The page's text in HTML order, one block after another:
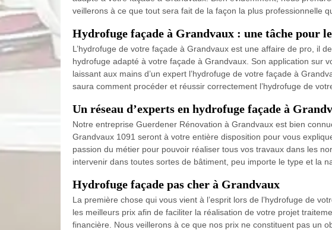
veillerons à ce que tout sera fait de la façon la plus professionnelle
Hydrofuge façade à Grandvaux : une tâche pour
L’hydrofuge de votre façade à Grandvaux est une affaire de pro, il
hydrofuge adapté à votre façade à Grandvaux. Son application sur
laissant aux mains d’un expert l’hydrofuge de votre façade à
saura comment procéder et réussir correctement l’hydrofuge de
Un réseau d’experts en hydrofuge façade à
Notre entreprise Guerdener Rénovation à Grandvaux est bien
Grandvaux 1091 seront à votre entière disposition pour vous
passion du métier pour pouvoir réaliser tous vos travaux dans les
intervenir dans toutes sortes de bâtiment, peu importe le type et la
Hydrofuge façade pas cher à Grandvaux
La première chose qui vous vient à l’esprit lors de l’hydrofuge de
les meilleurs prix afin de faciliter la réalisation de votre projet
financière. Nous veillerons à ce que nos prix ne constituent pas un